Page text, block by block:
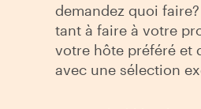
demandez quoi
tant à faire à votre
votre hôte préféré et
avec une sélection